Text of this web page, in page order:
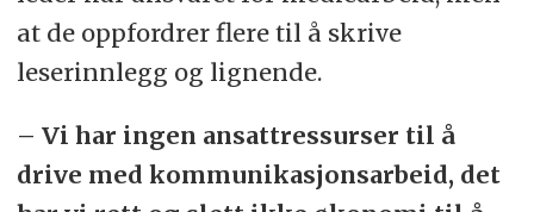
at de oppfordrer flere til å skrive
leserinnlegg og lignende.
– Vi har ingen ansattressurser til å
drive med kommunikasjonsarbeid, det